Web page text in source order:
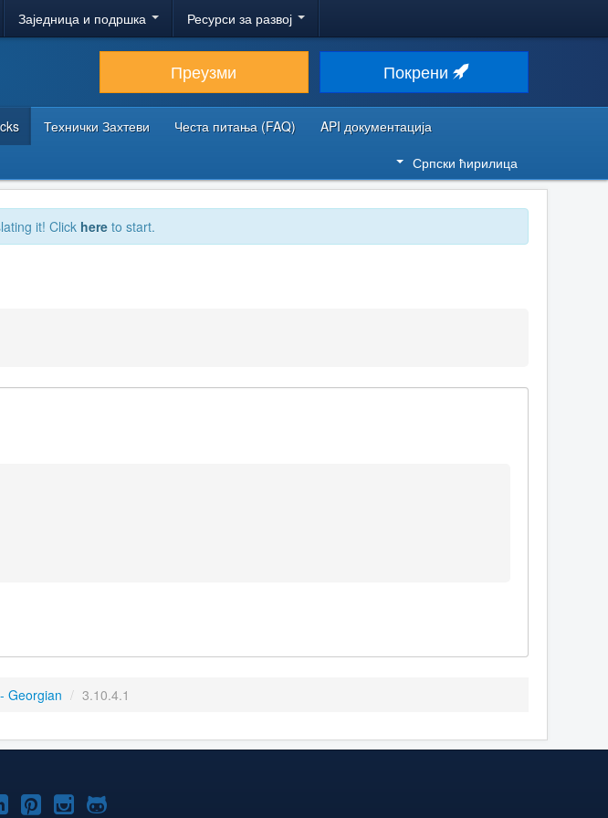
Заједница и подршка Ресурси за развој
Преузми Покрени
Технички Захтеви Честа питања (FAQ)
API документација
Српски ћирилица
it! Click here to start.
Georgian / 3.10.4.1
Joomla!Joomla!
Joomla!Joomla!